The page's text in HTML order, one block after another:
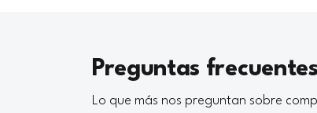
Preguntas frecuentes
Lo que más nos preguntan sobre